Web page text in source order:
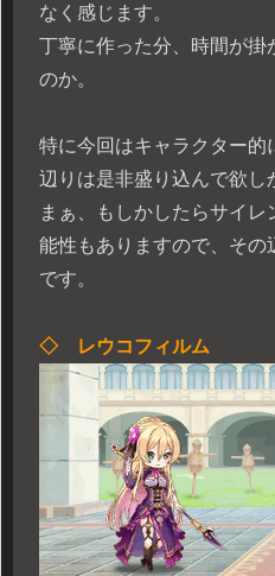
なく感じます。
丁寧に作った分、時間が掛
のか。
特に今回はキャラクター的
辺りは是非盛り込んで欲し
まぁ、もしかしたらサイ
能性もありますので、その
です。
◇ レウコフィルム